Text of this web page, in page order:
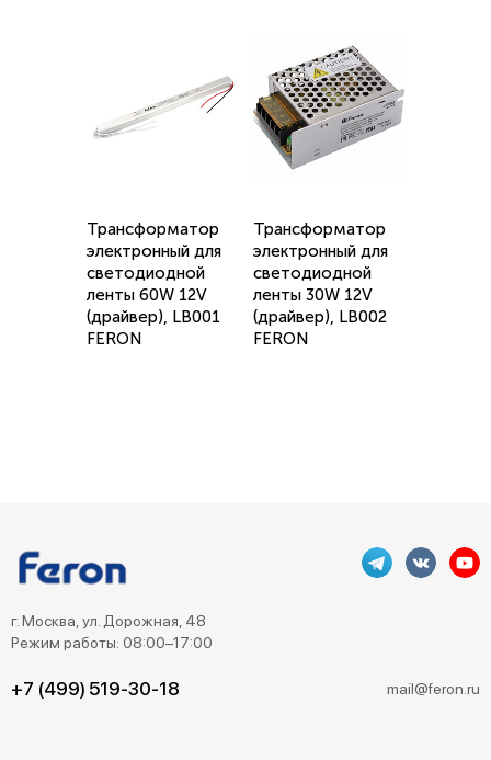
Трансформатор
электронный для
светодиодной
ленты 60W 12V
(драйвер), LB001
FERON
Трансформатор
электронный для
светодиодной
ленты 30W 12V
(драйвер), LB002
FERON
г. Москва, ул. Дорожная, 48
Режим работы: 08:00–17:00
+7 (499) 519-30-18 mail@feron.ru